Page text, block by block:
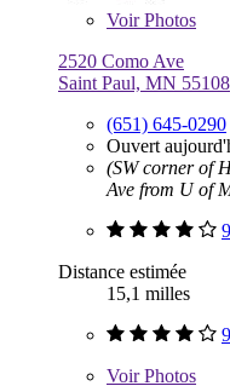
VoirPhotos
2520 Como Ave
Saint Paul, MN 55108
(651) 645-0290
Ouvert
(SW corner of
Ave from U of
Distance estimée
15,1 milles
VoirPhotos